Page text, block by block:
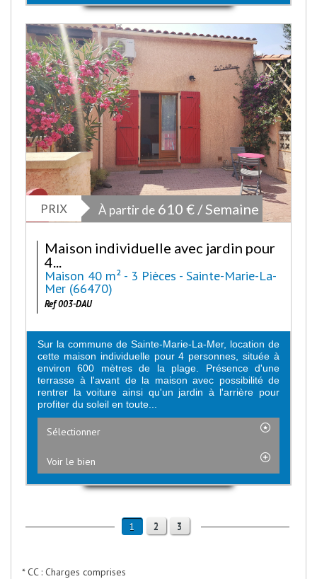
PRIX À partir de 610 € / Semaine
Maison individuelle avec jardin pour
4...
Maison 40 m² - 3 Pièces - Sainte-Marie-La-
Mer (66470)
Ref 003-DAU
Sur la commune de Sainte-Marie-La-Mer, location de
cette maison individuelle pour 4 personnes, située à
environ 600 mètres de la plage. Présence d'une
terrasse à l'avant de la maison avec possibilité de
rentrer la voiture ainsi qu'un jardin à l'arrière pour
profiter du soleil en toute...
Sélectionner
Voir le bien
1 2 3
* CC : Charges comprises